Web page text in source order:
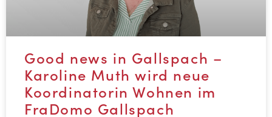
Good news in Gallspach –
Karoline Muth wird neue
Koordinatorin Wohnen im
FraDomo Gallspach